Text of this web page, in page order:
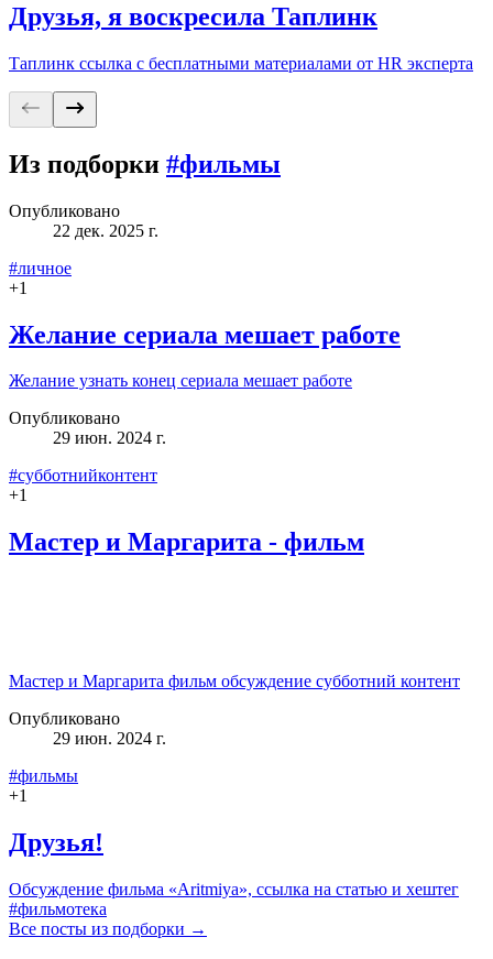
Друзья, я воскресила Таплинк
Таплинк ссылка с бесплатными материалами от HR эксперта
Из подборки #фильмы
Опубликовано
22 дек. 2025 г.
#личное
+1
Желание сериала мешает работе
Желание узнать конец сериала мешает работе
Опубликовано
29 июн. 2024 г.
#субботнийконтент
+1
Мастер и Маргарита - фильм
Мастер и Маргарита фильм обсуждение субботний контент
Опубликовано
29 июн. 2024 г.
#фильмы
+1
Друзья!
Обсуждение фильма «Aritmiya», ссылка на статью и хештег
#фильмотека
Все посты из подборки →